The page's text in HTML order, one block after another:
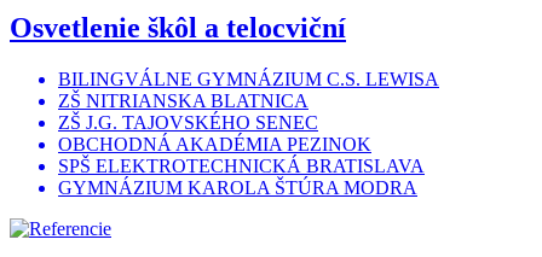
Osvetlenie škôl a telocviční
BILINGVÁLNE GYMNÁZIUM C.S. LEWISA
ZŠ NITRIANSKA BLATNICA
ZŠ J.G. TAJOVSKÉHO SENEC
OBCHODNÁ AKADÉMIA PEZINOK
SPŠ ELEKTROTECHNICKÁ BRATISLAVA
GYMNÁZIUM KAROLA ŠTÚRA MODRA